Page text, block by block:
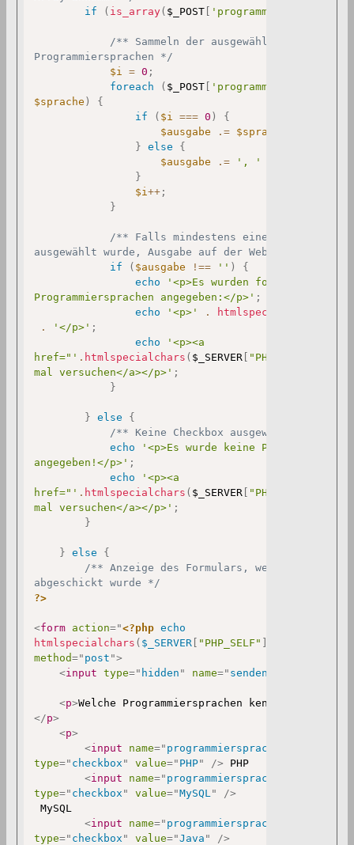
if
( is_array( $_POST [ 'programmiersprachen'
/** Sammeln der ausgewählten
Programmiersprachen */
$i
= 0 ;
foreach
( $_POST [ 'programmiersprachen'
$sprache )
{
if
( $i === 0 )
{
$ausgabe
.= $sprache
}
else
{
$ausgabe
.= ', '
}
$i++ ;
}
/** Falls mindestens eine Checkbox
ausgewählt wurde, Ausgabe auf der Webseite */
if
( $ausgabe !== '' )
{
echo
'<p>Es wurden folgende
Programmiersprachen angegeben:</p>' ;
echo
'<p>' . htmlspecialchars
.
'</p>' ;
echo
'<p><a
href="' . htmlspecialchars ( $_SERVER [ "PHP_SELF"
mal versuchen</a></p>' ;
}
} else
{
/** Keine Checkbox ausgewählt */
echo
'<p>Es wurde keine
angegeben!</p>' ;
echo
'<p><a
href="' . htmlspecialchars ( $_SERVER [ "PHP_SELF"
mal versuchen</a></p>' ;
}
} else
{
/** Anzeige des Formulars, wenn es nicht
abgeschickt wurde */
?>
<form action="<?php echo
htmlspecialchars ( $_SERVER [ "PHP_SELF" ]
method=" post ">
<input type=" hidden " name=" senden
<p>Welche Programmiersprachen kennen Sie?
</p>
<p>
<input name=" programmiersprachen[]
type=" checkbox " value=" PHP" /> PHP
<input name=" programmiersprachen[]
type=" checkbox " value="MySQL "
/>
MySQL
<input name=" programmiersprachen[]
type=" checkbox " value="Java "
/>